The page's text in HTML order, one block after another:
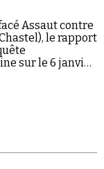
Assaut contre
le rapport
sur le 6 janvier